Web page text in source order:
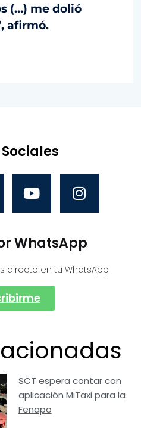
(…) me dolió
afirmó.
WhatsApp
directo en tu WhatsApp
SCT espera contar con
aplicación MiTaxi para la
Fenapo